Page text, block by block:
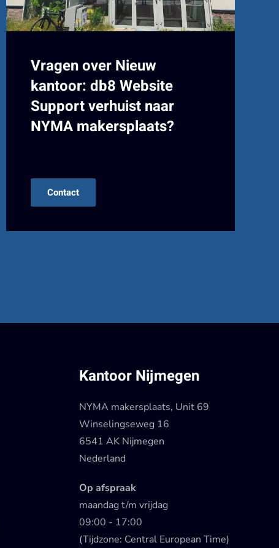
Vragen over Nieuw
kantoor: db8 Website
Support verhuist naar
NYMA makersplaats?
Contact
Kantoor Nijmegen
NYMA makersplaats, Unit 69
Winselingseweg 16
6541 AK Nijmegen
Nederland
Op afspraak
maandag t/m vrijdag
09:00 - 17:00
(Tijdzone: Central European Time)